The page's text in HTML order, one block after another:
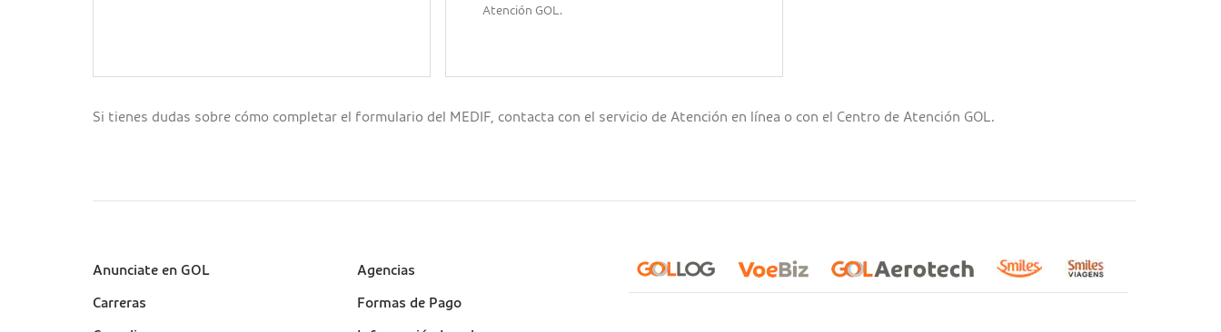
Atención GOL.
Si tienes dudas sobre cómo completar el formulario del MEDIF, contacta con el servicio de Atención en línea o con el Centro de Atención GOL.
Sobre a Gol (footer)
Anunciate en GOL
Carreras
Suporte
Agencias
Formas de Pago